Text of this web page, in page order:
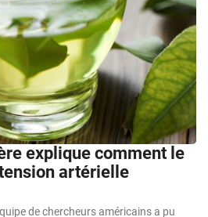
explique comment le
artérielle
de chercheurs américains a pu